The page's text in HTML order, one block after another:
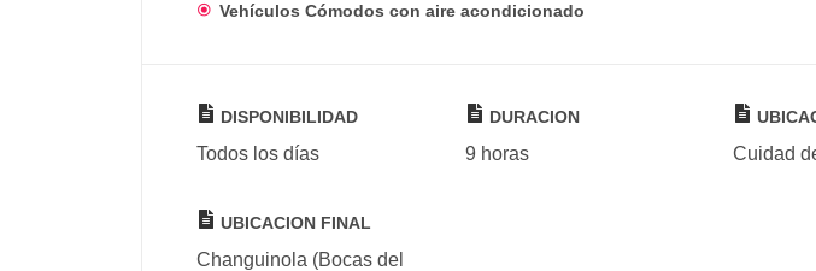
Vehículos Cómodos con aire acondicionado
DISPONIBILIDAD
Todos los días
DURACION
9 horas Cuidad
UBICACION FINAL
Changuinola (Bocas del